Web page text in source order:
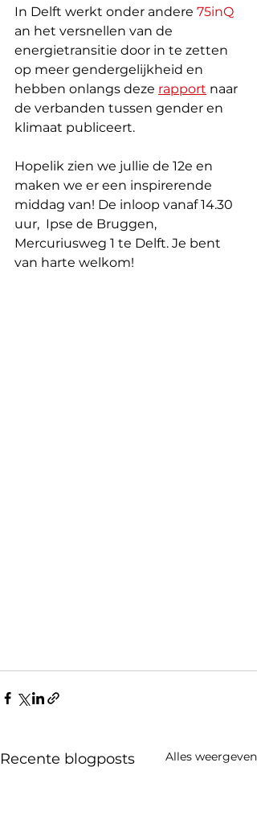
In Delft werkt onder andere 75inQ
an het versnellen van de
energietransitie door in te zetten
op meer gendergelijkheid en
hebben onlangs deze rapport naar
de verbanden tussen gender en
klimaat publiceert.
Hopelik zien we jullie de 12e en
maken we er een inspirerende
middag van! De inloop vanaf 14.30
uur,  Ipse de Bruggen,
Mercuriusweg 1 te Delft. Je bent
van harte welkom!
Recente blogposts Alles weergeven